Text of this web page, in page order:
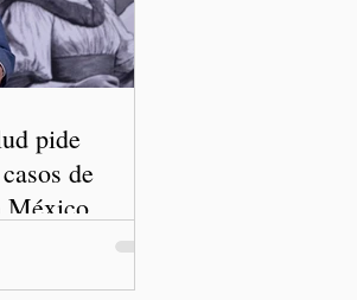
pide
de
México